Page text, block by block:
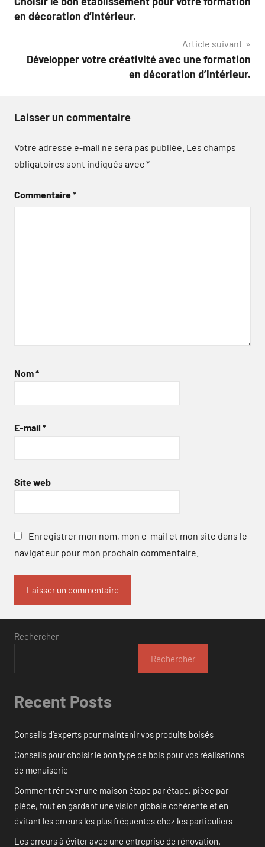
de
en décoration d’intérieur.
Article suivant
Développer votre créativité avec une formation
en décoration d’intérieur.
Laisser un commentaire
Votre adresse e-mail ne sera pas publiée. Les champs
obligatoires sont indiqués avec*
Commentaire*
Nom*
E-mail *
Site web
Enregistrer mon nom, mon e-mail et mon site dans le
navigateur pour mon prochain commentaire.
Rechercher
Rechercher
Recent Posts
Conseils d’experts pour maintenir vos produits boisés
Conseils pour choisir le bon type de bois pour vos réalisations
de menuiserie
Comment rénover une maison étape par étape, pièce par
pièce, tout en gardant une vision globale cohérente et en
évitant les erreurs les plus fréquentes chez les particuliers
Les erreurs à éviter avec une entreprise de rénovation.